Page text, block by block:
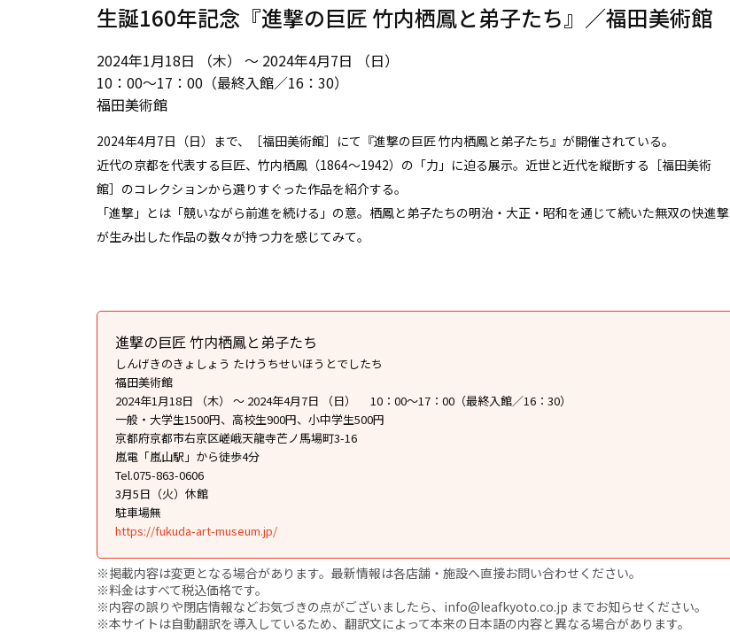
生誕160年記念『進撃の巨匠 竹内栖鳳と弟子たち』／福田美術館
2024年1月18日 （木） ～ 2024年4月7日 （日）
10：00～17：00（最終入館／16：30）
福田美術館
2024年4月7日（日）まで、［福田美術館］にて『進撃の巨匠 竹内栖鳳と弟子たち』が開催されている。
近代の京都を代表する巨匠、竹内栖鳳（1864～1942）の「力」に迫る展示。近世と近代を縦断する［福田美術
館］のコレクションから選りすぐった作品を紹介する。
「進撃」とは「競いながら前進を続ける」の意。栖鳳と弟子たちの明治・大正・昭和を通じて続いた無双の快進撃
が生み出した作品の数々が持つ力を感じてみて。
進撃の巨匠 竹内栖鳳と弟子たち
しんげきのきょしょう たけうちせいほうとでしたち
福田美術館
2024年1月18日 （木） ～ 2024年4月7日 （日） 10：00～17：00（最終入館／16：30）
一般・大学生1500円、高校生900円、小中学生500円
京都府京都市右京区嵯峨天龍寺芒ノ馬場町3-16
嵐電「嵐山駅」から徒歩4分
Tel.075-863-0606
3月5日（火）休館
駐車場無
https://fukuda-art-museum.jp/
※掲載内容は変更となる場合があります。最新情報は各店舗・施設へ直接お問い合わせください。
※料金はすべて税込価格です。
※内容の誤りや閉店情報などお気づきの点がございましたら、info@leafkyoto.co.jp までお知らせください。
※本サイトは自動翻訳を導入しているため、翻訳文によって本来の日本語の内容と異なる場合があります。